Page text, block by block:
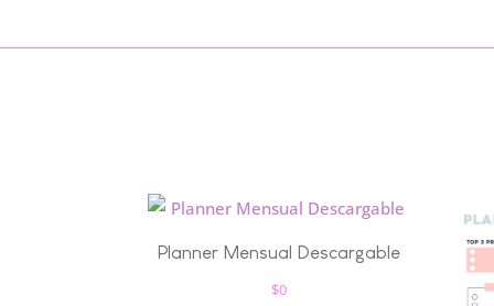
Planner Mensual Descargable
$0